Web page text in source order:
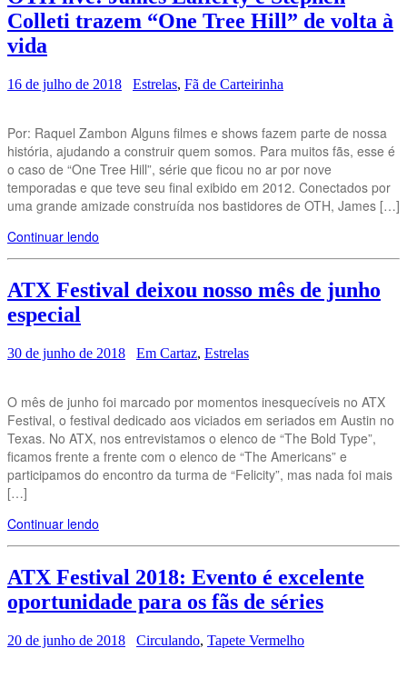
Colleti trazem “One Tree Hill” de volta à
vida
16 de julho de 2018 Estrelas, Fã de Carteirinha
Por: Raquel Zambon Alguns filmes e shows fazem parte de nossa
história, ajudando a construir quem somos. Para muitos fãs, esse é
o caso de “One Tree Hill”, série que ficou no ar por nove
temporadas e que teve seu final exibido em 2012. Conectados por
uma grande amizade construída nos bastidores de OTH, James […]
Continuar lendo
ATX Festival deixou nosso mês de junho
especial
30 de junho de 2018 Em Cartaz, Estrelas
O mês de junho foi marcado por momentos inesquecíveis no ATX
Festival, o festival dedicado aos viciados em seriados em Austin no
Texas. No ATX, nos entrevistamos o elenco de “The Bold Type”,
ficamos frente a frente com o elenco de “The Americans” e
participamos do encontro da turma de “Felicity”, mas nada foi mais
[…]
Continuar lendo
ATX Festival 2018: Evento é excelente
oportunidade para os fãs de séries
20 de junho de 2018 Circulando, Tapete Vermelho